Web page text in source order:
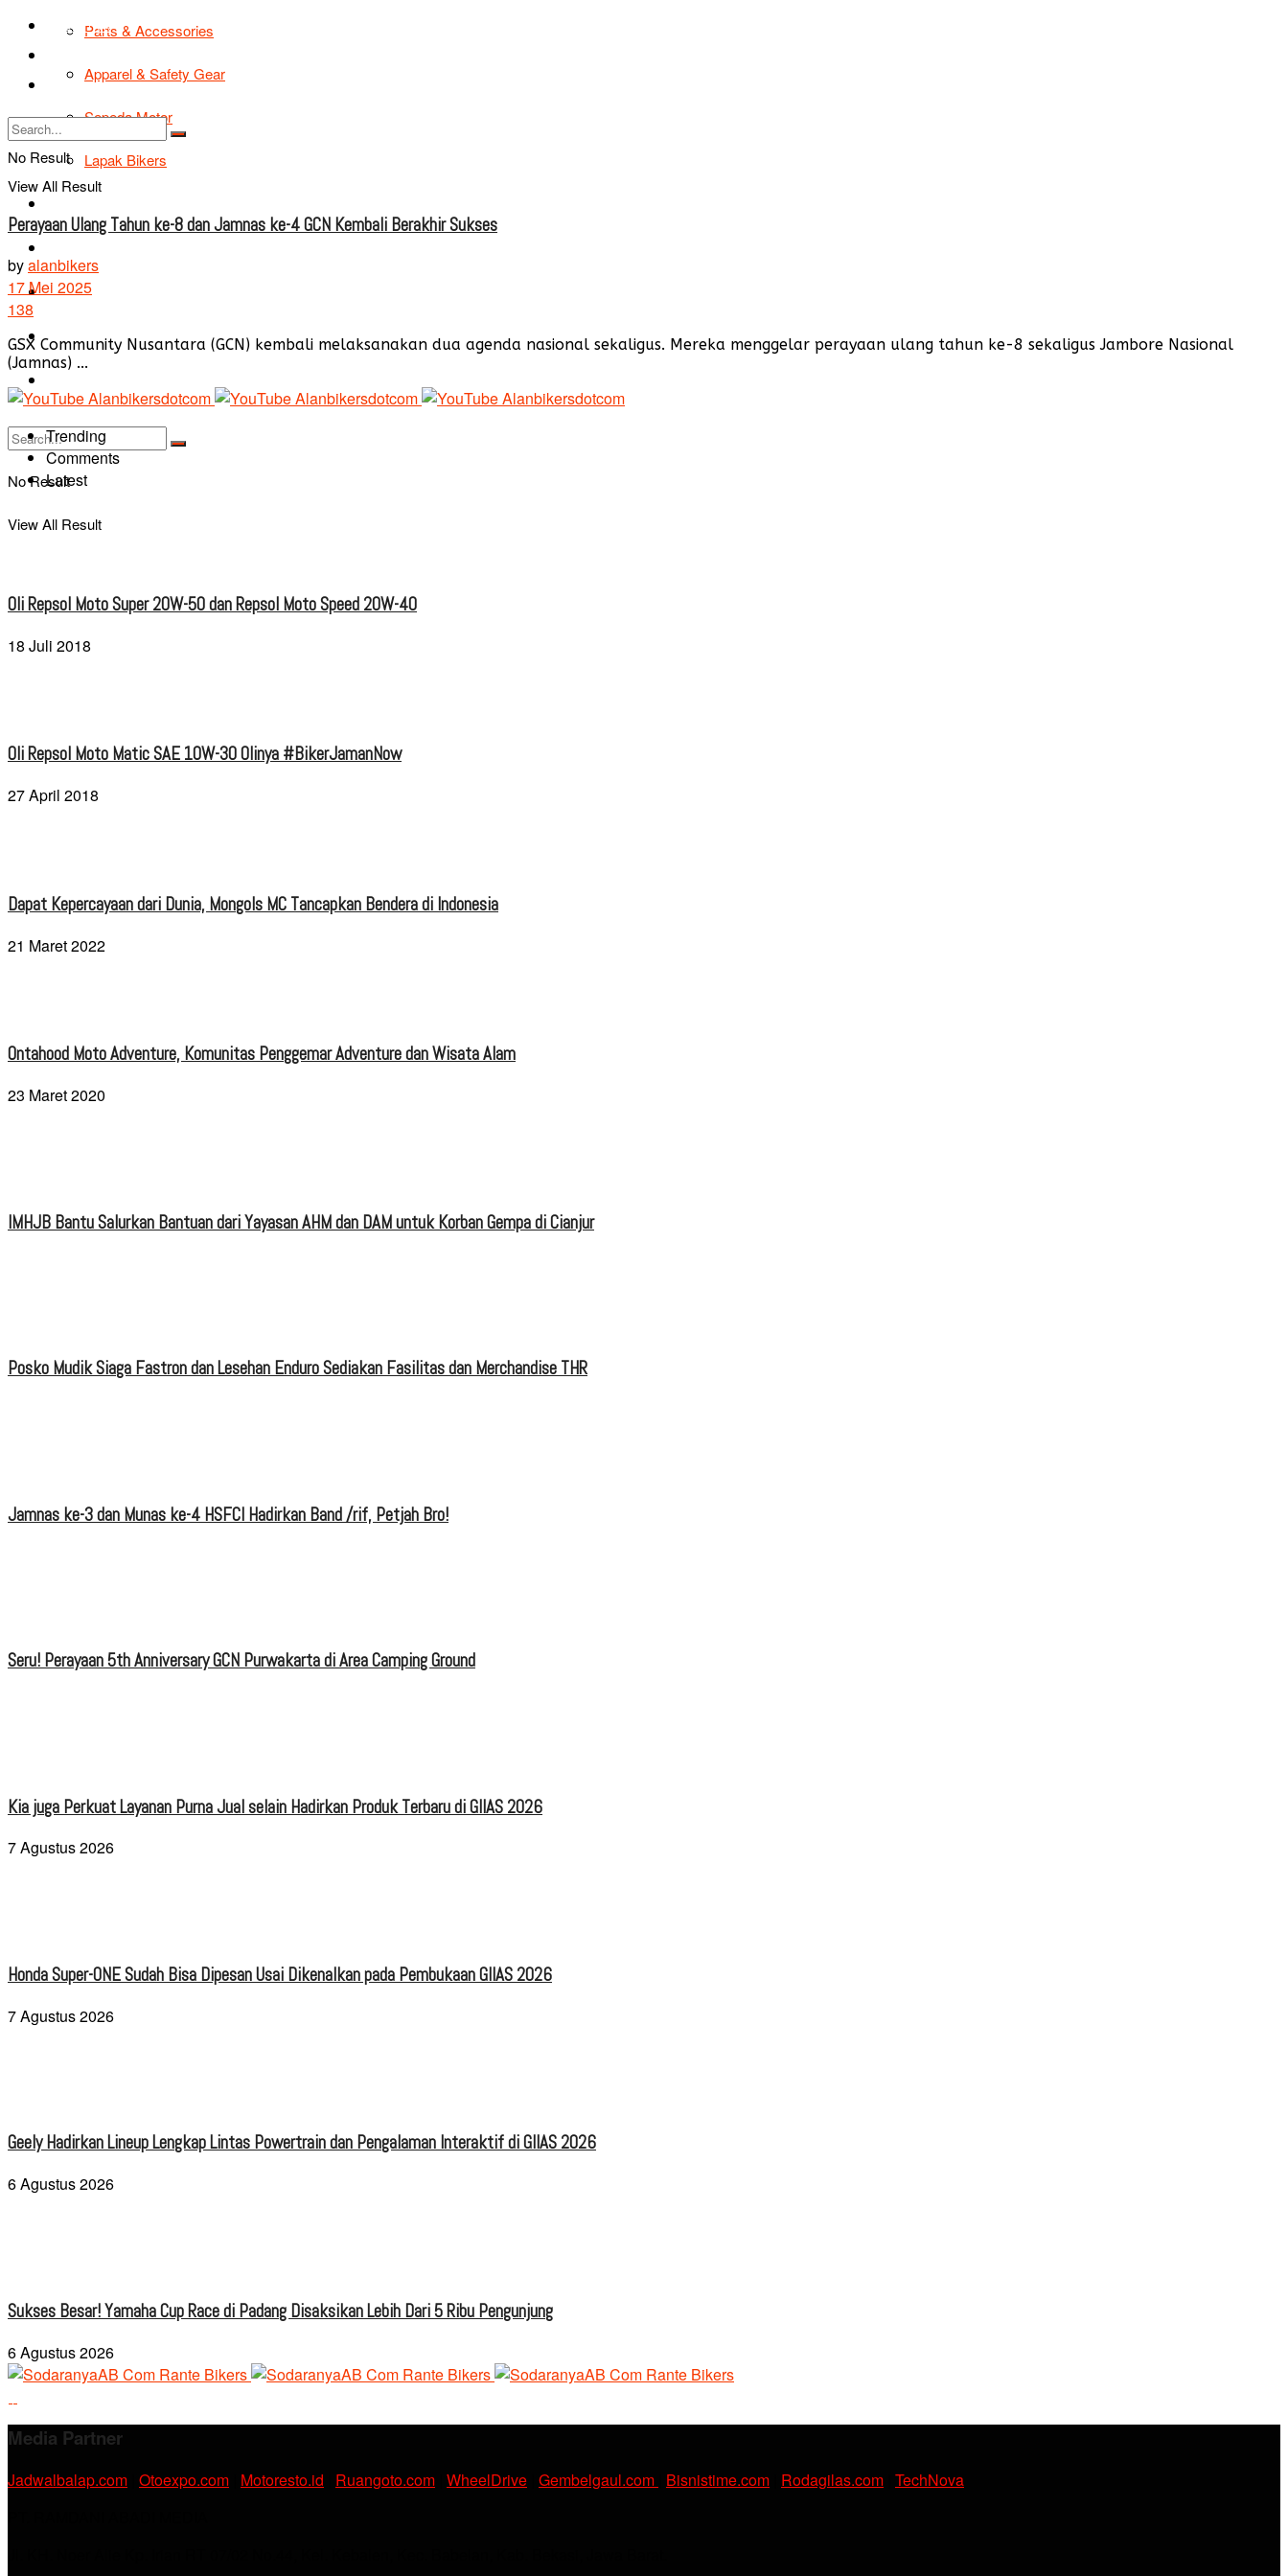
Parts & Accessories
Apparel & Safety Gear
Sepeda Motor
Lapak Bikers
TIPS & TRIK
Bikers Cars
No Result
View All Result
TIPS & TRIK
Tentang Kami
No Result
View All Result
Perayaan Ulang Tahun ke-8 dan Jamnas ke-4 GCN Kembali Berakhir Sukses
byalanbikers
17 Mei 2025
138
GSX Community Nusantara (GCN) kembali melaksanakan dua agenda nasional sekaligus. Mereka menggelar perayaan ulang tahun ke-8 sekaligus Jambore Nasional
(Jamnas) ...
Trending
Comments
Latest
Oli Repsol Moto Super 20W-50 dan Repsol Moto Speed 20W-40
18 Juli 2018
Oli Repsol Moto Matic SAE 10W-30 Olinya #BikerJamanNow
27 April 2018
Dapat Kepercayaan dari Dunia, Mongols MC Tancapkan Bendera di Indonesia
21 Maret 2022
Ontahood Moto Adventure, Komunitas Penggemar Adventure dan Wisata Alam
23 Maret 2020
IMHJB Bantu Salurkan Bantuan dari Yayasan AHM dan DAM untuk Korban Gempa di Cianjur
Posko Mudik Siaga Fastron dan Lesehan Enduro Sediakan Fasilitas dan Merchandise THR
Jamnas ke-3 dan Munas ke-4 HSFCI Hadirkan Band /rif, Petjah Bro!
Seru! Perayaan 5th Anniversary GCN Purwakarta di Area Camping Ground
Kia juga Perkuat Layanan Purna Jual selain Hadirkan Produk Terbaru di GIIAS 2026
7 Agustus 2026
Honda Super-ONE Sudah Bisa Dipesan Usai Dikenalkan pada Pembukaan GIIAS 2026
7 Agustus 2026
Geely Hadirkan Lineup Lengkap Lintas Powertrain dan Pengalaman Interaktif di GIIAS 2026
6 Agustus 2026
Sukses Besar! Yamaha Cup Race di Padang Disaksikan Lebih Dari 5 Ribu Pengunjung
6 Agustus 2026
Media Partner
Jadwalbalap.com Otoexpo.com Motoresto.id Ruangoto.com WheelDrive Gembelgaul.com Bisnistime.com Rodagilas.com TechNova